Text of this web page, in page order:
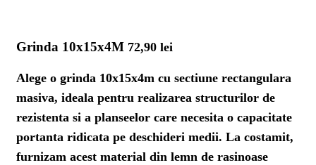
Grinda 10x15x4M 72,90 lei
Alege o grinda 10x15x4m cu sectiune rectangulara
masiva, ideala pentru realizarea structurilor de
rezistenta si a planseelor care necesita o capacitate
portanta ridicata pe deschideri medii. La costamit,
furnizam acest material din lemn de rasinoase